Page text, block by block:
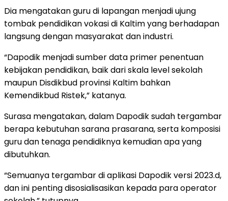
Dia mengatakan guru di lapangan menjadi ujung
tombak pendidikan vokasi di Kaltim yang berhadapan
langsung dengan masyarakat dan industri.
“Dapodik menjadi sumber data primer penentuan
kebijakan pendidikan, baik dari skala level sekolah
maupun Disdikbud provinsi Kaltim bahkan
Kemendikbud Ristek,” katanya.
Surasa mengatakan, dalam Dapodik sudah tergambar
berapa kebutuhan sarana prasarana, serta komposisi
guru dan tenaga pendidiknya kemudian apa yang
dibutuhkan.
“Semuanya tergambar di aplikasi Dapodik versi 2023.d,
dan ini penting disosialisasikan kepada para operator